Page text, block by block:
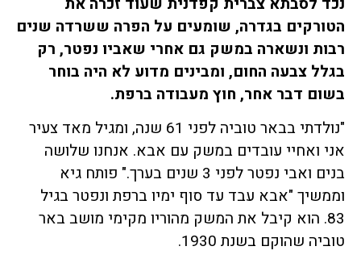
הטורקים בגדרה, שומעים על הפרה ששרדה שנים
רבות ונשארה במשק גם אחרי שאביו נפטר, רק
בגלל צבעה החום, ומבינים מדוע לא היה בוחר
בשום דבר אחר, חוץ מעבודה ברפת.
"נולדתי בבאר טוביה לפני 61 שנה, ומגיל מאד צעיר
אני ואחיי עובדים במשק עם אבא. אנחנו שלושה
בנים ואבי נפטר לפני 3 שנים בערך." פותח גיא
וממשיך "אבא עבד עד סוף ימיו ברפת ונפטר בגיל
83. הוא קיבל את המשק מהוריו מקימי מושב באר
טוביה שהוקם בשנת 1930.